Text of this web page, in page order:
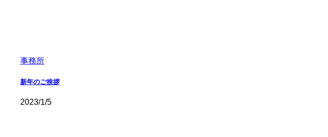
事務所
新年のご挨拶
2023/1/5